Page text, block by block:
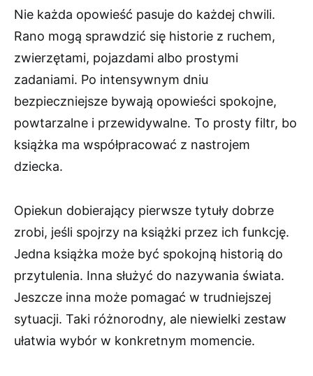
Nie każda opowieść pasuje do każdej chwili.
Rano mogą sprawdzić się historie z ruchem,
zwierzętami, pojazdami albo prostymi
zadaniami. Po intensywnym dniu
bezpieczniejsze bywają opowieści spokojne,
powtarzalne i przewidywalne. To prosty filtr, bo
książka ma współpracować z nastrojem
dziecka.
Opiekun dobierający pierwsze tytuły dobrze
zrobi, jeśli spojrzy na książki przez ich funkcję.
Jedna książka może być spokojną historią do
przytulenia. Inna służyć do nazywania świata.
Jeszcze inna może pomagać w trudniejszej
sytuacji. Taki różnorodny, ale niewielki zestaw
ułatwia wybór w konkretnym momencie.